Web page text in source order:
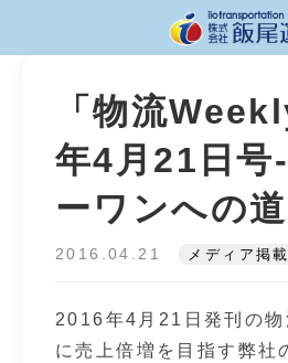
「物流
年4月21日号
ーワンへの道
2016.04.21 メディア掲
2016年4月21日発刊の物
に売上倍増を目指す弊社